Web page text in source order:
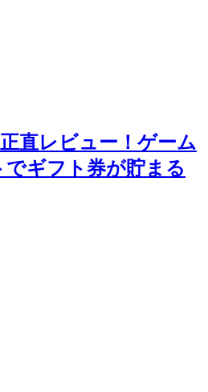
正直レビュー！ゲーム
ギフト券が貯まる